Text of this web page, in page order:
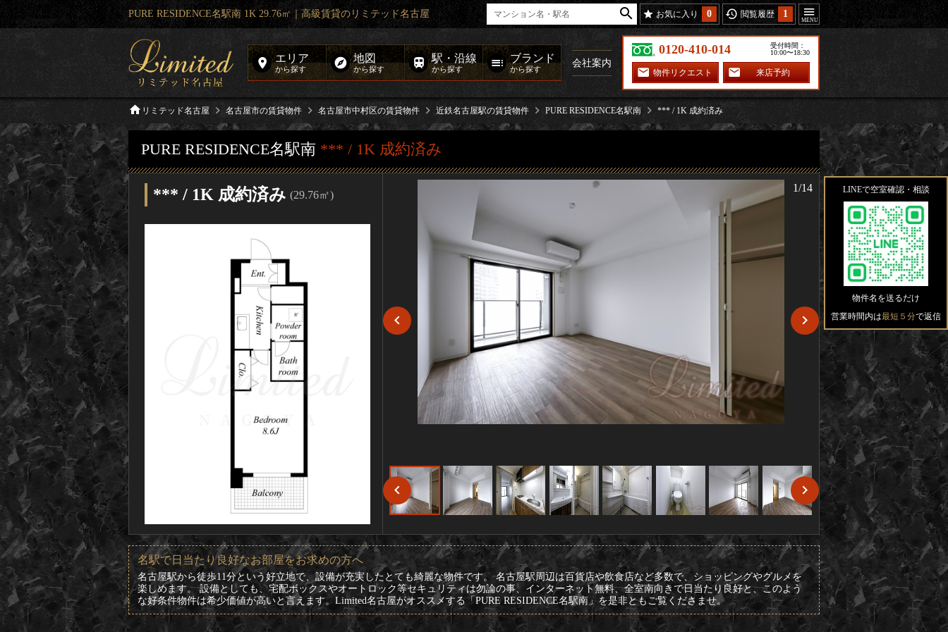
PURE RESIDENCE名駅南 1K 29.76㎡｜高級賃貸のリミテッド名古屋 お気に入り 0 閲覧履歴 1
エリア
から探す
地図
から探す
駅・沿線
から探す
ブランド
から探す
会社案内
0120-410-014
受付時間：
10:00〜18:30
物件リクエスト 来店予約
リミテッド名古屋 名古屋市の賃貸物件 名古屋市中村区の賃貸物件 近鉄名古屋駅の賃貸物件 PURE RESIDENCE名駅南 *** / 1K 成約済み
PURE RESIDENCE名駅南 *** / 1K 成約済み
*** / 1K 成約済み (29.76㎡)
1/14
名駅で日当たり良好なお部屋をお求めの方へ
名古屋駅から徒歩11分という好立地で、設備が充実したとても綺麗な物件です。 名古屋駅周辺は百貨店や飲食店など多数で、ショッピングやグルメを
楽しめます。 設備としても、宅配ボックスやオートロック等セキュリティは勿論の事、インターネット無料、全室南向きで日当たり良好と、このよう
な好条件物件は希少価値が高いと言えます。Limited名古屋がオススメする「PURE RESIDENCE名駅南」を是非ともご覧くださませ。
LINEで空室確認・相談
物件名を送るだけ
営業時間内は最短５分で返信